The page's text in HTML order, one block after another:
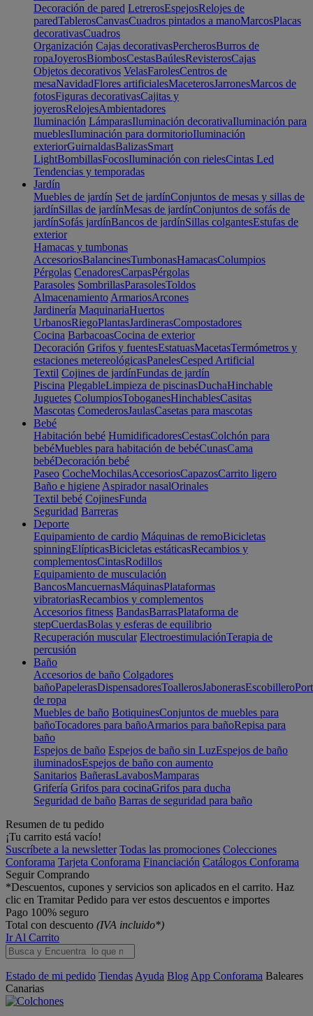
Decoración de pared LetrerosEspejosRelojes de
paredTablerosCanvasCuadros pintados a manoMarcosPlacas
decorativasCuadros
Organización Cajas decorativasPercherosBurros de
ropaJoyerosBiombosCestasBaúlesRevisterosCajas
Objetos decorativos VelasFarolesCentros de
mesaNavidadFlores artificialesMaceterosJarronesMarcos de
fotosFiguras decorativasCajitas y
joyerosRelojesAmbientadores
Iluminación LámparasIluminación decorativaIluminación para
mueblesIluminación para dormitorioIluminación
exteriorGuirnaldasBalizasSmart
LightBombillasFocosIluminación con rielesCintas Led
Tendencias y temporadas
Jardín
Muebles de jardín Set de jardínConjuntos de mesas y sillas de
jardínSillas de jardínMesas de jardínConjuntos de sofás de
jardínSofás jardínBancos de jardínSillas colgantesEstufas de
exterior
Hamacas y tumbonas
AccesoriosBalancinesTumbonasHamacasColumpios
Pérgolas CenadoresCarpasPérgolas
Parasoles SombrillasParasolesToldos
Almacenamiento ArmariosArcones
Jardinería MaquinariaHuertos
UrbanosRiegoPlantasJardinerasCompostadores
Cocina BarbacoasCocina de exterior
Decoración Grifos y fuentesEstatuasMacetasTermómetros y
estaciones metereológicasPanelesCesped Artificial
Textil Cojines de jardínFundas de jardín
Piscina PlegableLimpieza de piscinasDuchaHinchable
Juguetes ColumpiosToboganesHinchablesCasitas
Mascotas ComederosJaulasCasetas para mascotas
Bebé
Habitación bebé HumidificadoresCestasColchón para
bebéMuebles para habitación de bebéCunasCama
bebéDecoración bebé
Paseo CocheMochilasAccesoriosCapazosCarrito ligero
Baño e higiene Aspirador nasalOrinales
Textil bebé CojinesFunda
Seguridad Barreras
Deporte
Equipamiento de cardio Máquinas de remoBicicletas
spinningElípticasBicicletas estáticasRecambios y
complementosCintasRodillos
Equipamiento de musculación
BancosMancuernasMáquinasPlataformas
vibratoriasRecambios y complementos
Accesorios fitness BandasBarrasPlataforma de
stepCuerdasBolas y esferas de equilibrio
Recuperación muscular ElectroestimulaciónTerapia de
percusión
Baño
Accesorios de baño Colgadores
bañoPapelerasDispensadoresToallerosJabonerasEscobillero
de ropa
Muebles de baño BotiquinesConjuntos de muebles para
bañoTocadores para bañoArmarios para bañoRepisa para
baño
Espejos de baño Espejos de baño sin LuzEspejos de baño
iluminadosEspejos de baño con aumento
Sanitarios BañerasLavabosMamparas
Grifería Grifos para cocinaGrifos para ducha
Seguridad de baño Barras de seguridad para baño
Resumen de tu pedido
¡Tu carrito está vacío!
Suscríbete a la newsletter Todas las promociones Colecciones
Conforama Tarjeta Conforama Financiación Catálogos Conforama
Seguir Comprando
*Descuentos, cupones y servicios son aplicados en el carrito. Haz
clic en Tramitar Pedido para ver estos descuentos e importes
Pago 100% seguro
Total con descuento (IVA incluido*)
Ir Al Carrito
Estado de mi pedido Tiendas Ayuda Blog App Conforama Baleares
Canarias